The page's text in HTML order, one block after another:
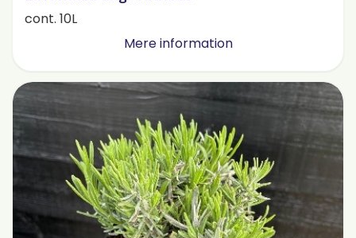
cont. 10L
Mere information